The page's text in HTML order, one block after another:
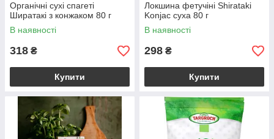
Органічні сухі спагеті
Ширатакі з конжаком 80 г
В наявності
318 ₴
Купити
Локшина фетучіні Shirataki
Konjac суха 80 г
В наявності
298 ₴
Купити